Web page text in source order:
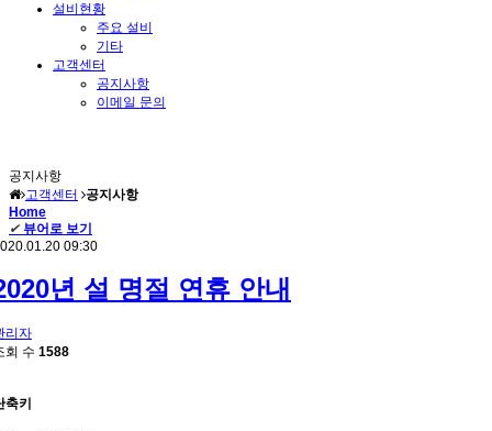
설비현황
주요 설비
기타
고객센터
공지사항
이메일 문의
공지사항
고객센터
공지사항
Home
✔ 뷰어로 보기
09:30
년 설 명절 연휴 안내
리자
회 수 1588
축키